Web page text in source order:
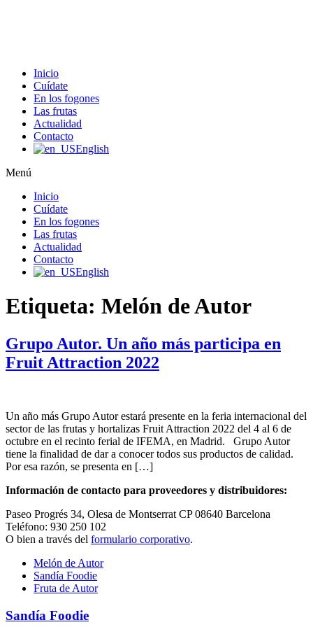
Inicio
Cuídate
En los fogones
Las frutas
Actualidad
Contacto
English
Menú
Inicio
Cuídate
En los fogones
Las frutas
Actualidad
Contacto
English
Etiqueta: Melón de Autor
Grupo Autor. Un año más participa en
Fruit Attraction 2022
Un año más Grupo Autor estará presente en la feria internacional del
sector de las frutas y hortalizas Fruit Attraction 2022 del 4 al 6 de
octubre en el recinto ferial de IFEMA, en Madrid. Grupo Autor
tiene la finalidad de dar a conocer todos sus productos de calidad.
Por esa razón, se presenta en […]
Información de contacto para proveedores y distribuidores:
Paseo Progrés 34, Olesa de Montserrat CP 08640 Barcelona
Teléfono: 930 250 102
O bien a través del formulario corporativo.
Melón de Autor
Sandía Foodie
Fruta de Autor
Sandía Foodie